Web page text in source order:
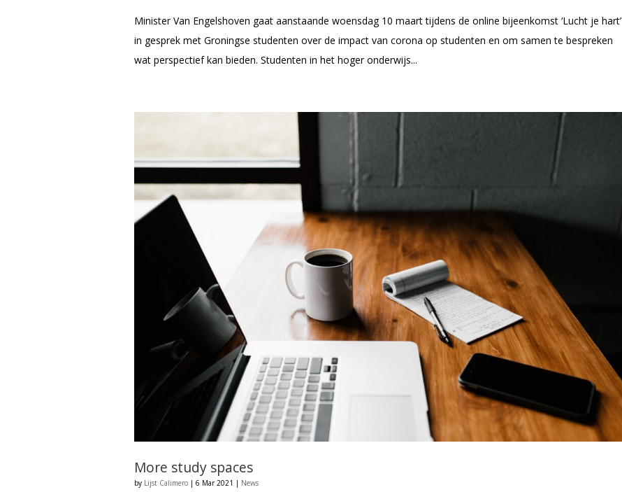
Minister Van Engelshoven gaat aanstaande woensdag 10 maart tijdens de online bijeenkomst ‘Lucht je hart’
in gesprek met Groningse studenten over de impact van corona op studenten en om samen te bespreken
wat perspectief kan bieden. Studenten in het hoger onderwijs...
More study spaces
by Lijst Calimero | 6 Mar 2021 | News